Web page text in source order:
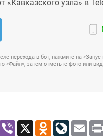
«Кавказского узла» в
перехода в бот, нажмите на
затем отметьте фото или
WhatsApp
Viber X OdnoklassnikiEmail